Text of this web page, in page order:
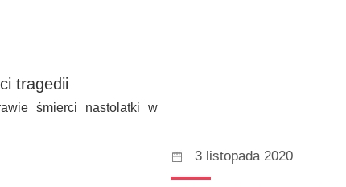
tragedii
śmierci nastolatki w
3 listopada 2020